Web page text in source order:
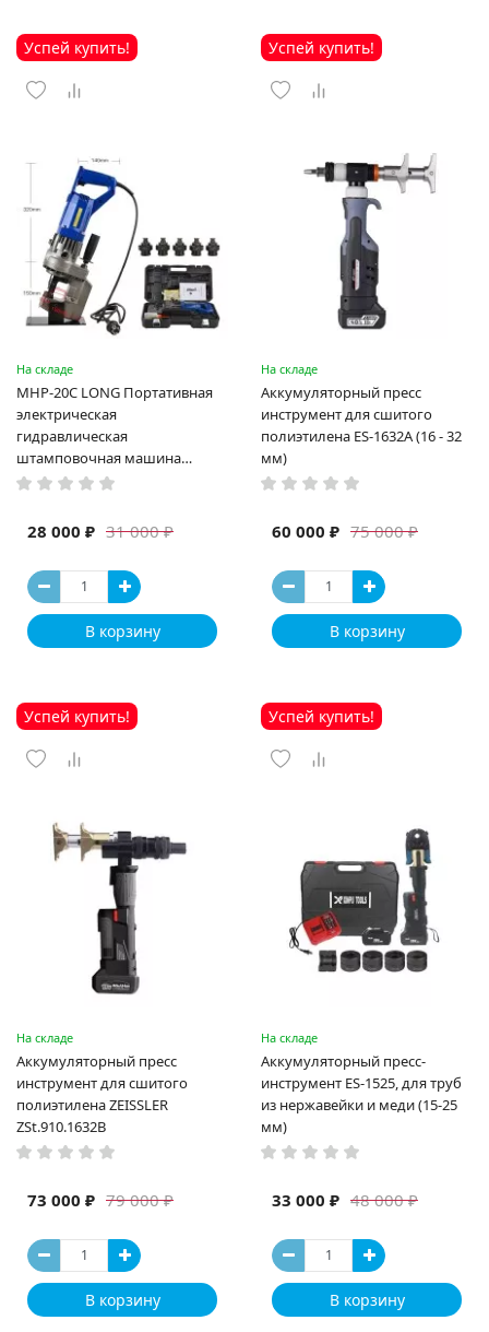
Успей купить!
На складе
MHP-20C LONG Портативная
электрическая
гидравлическая
штамповочная машина
высокая мощность и мощный
машина
31 000 ₽
28 000 ₽
В корзину
Успей купить!
На складе
Аккумуляторный пресс
инструмент для сшитого
полиэтилена ES-1632A (16 - 32
мм)
75 000 ₽
60 000 ₽
В корзину
Успей купить!
На складе
Аккумуляторный пресс
инструмент для сшитого
полиэтилена ZEISSLER
ZSt.910.1632B
79 000 ₽
73 000 ₽
В корзину
Успей купить!
На складе
Аккумуляторный пресс-
инструмент ES-1525, для труб
из нержавейки и меди (15-25
мм)
48 000 ₽
33 000 ₽
В корзину